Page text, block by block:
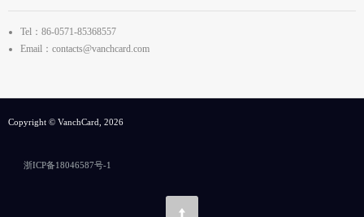
Tel：86-0571-85368557
Email：contacts@vanchcard.com
Copyright © VanchCard, 2026
浙ICP备18046587号-1